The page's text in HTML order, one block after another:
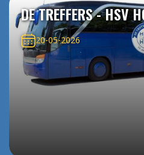
DE TREFFERS - HSV
20-05-2026